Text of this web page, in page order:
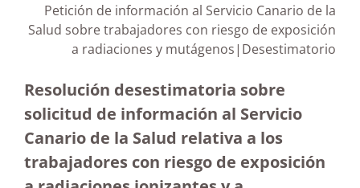
Petición de información al Servicio Canario de la
Salud sobre trabajadores con riesgo de exposición
a radiaciones y mutágenos|Desestimatorio
Resolución desestimatoria sobre
solicitud de información al Servicio
Canario de la Salud relativa a los
trabajadores con riesgo de exposición